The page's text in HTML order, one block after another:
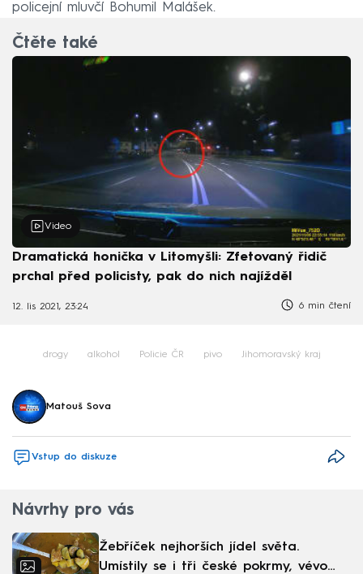
policejní mluvčí Bohumil Malášek.
Čtěte také
Video
Dramatická honička v Litomyšli: Zfetovaný řidič
prchal před policisty, pak do nich najížděl
12. lis 2021, 23:24 6 min čtení
drogy alkohol Policie ČR pivo Jihomoravský kraj
Matouš Sova
Vstup do diskuze
Návrhy pro vás
Žebříček nejhorších jídel světa.
Umístily se i tři české pokrmy, vévodí